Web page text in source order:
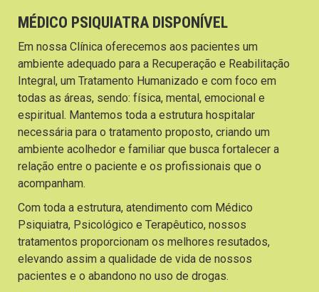
MÉDICO PSIQUIATRA DISPONÍVEL
Em nossa Clínica oferecemos aos pacientes um
ambiente adequado para a Recuperação e Reabilitação
Integral, um Tratamento Humanizado e com foco em
todas as áreas, sendo: física, mental, emocional e
espiritual. Mantemos toda a estrutura hospitalar
necessária para o tratamento proposto, criando um
ambiente acolhedor e familiar que busca fortalecer a
relação entre o paciente e os profissionais que o
acompanham.
Com toda a estrutura, atendimento com Médico
Psiquiatra, Psicológico e Terapêutico, nossos
tratamentos proporcionam os melhores resutados,
elevando assim a qualidade de vida de nossos
pacientes e o abandono no uso de drogas.